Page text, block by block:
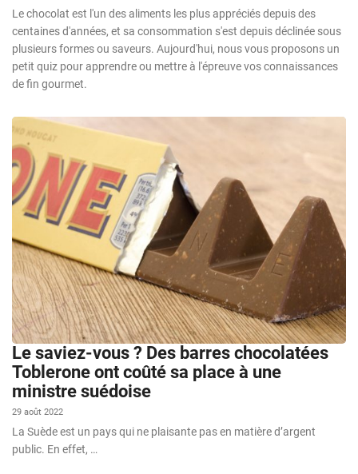
Le chocolat est l'un des aliments les plus appréciés depuis des
centaines d'années, et sa consommation s'est depuis déclinée sous
plusieurs formes ou saveurs. Aujourd'hui, nous vous proposons un
petit quiz pour apprendre ou mettre à l'épreuve vos connaissances
de fin gourmet.
Le saviez-vous ? Des barres chocolatées
Toblerone ont coûté sa place à une
ministre suédoise
29 août 2022
La Suède est un pays qui ne plaisante pas en matière d’argent
public. En effet, …